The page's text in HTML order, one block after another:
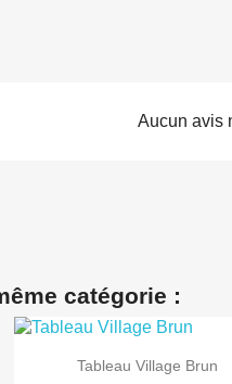
Aucun avis
catégorie :
 Aperçu rapide
Tableau Village Brun